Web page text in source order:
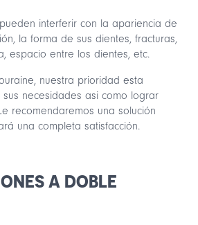
interferir con la apariencia de
la forma de sus dientes, fracturas,
espacio entre los dientes, etc.
nuestra prioridad esta
necesidades asi como lograr
recomendaremos una solución
una completa satisfacción.
A DOBLE